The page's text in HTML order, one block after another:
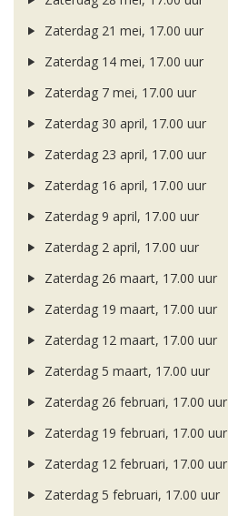
Zaterdag 21 mei, 17.00 uur
Zaterdag 14 mei, 17.00 uur
Zaterdag 7 mei, 17.00 uur
Zaterdag 30 april, 17.00 uur
Zaterdag 23 april, 17.00 uur
Zaterdag 16 april, 17.00 uur
Zaterdag 9 april, 17.00 uur
Zaterdag 2 april, 17.00 uur
Zaterdag 26 maart, 17.00 uur
Zaterdag 19 maart, 17.00 uur
Zaterdag 12 maart, 17.00 uur
Zaterdag 5 maart, 17.00 uur
Zaterdag 26 februari, 17.00 uur
Zaterdag 19 februari, 17.00 uur
Zaterdag 12 februari, 17.00 uur
Zaterdag 5 februari, 17.00 uur